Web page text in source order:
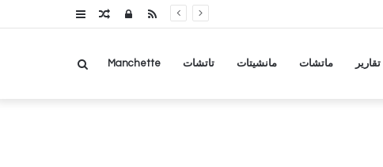
عمودمقالتسجيلRSS
تقارير ماتشات مانشيتات تاتشات Manchette بحث